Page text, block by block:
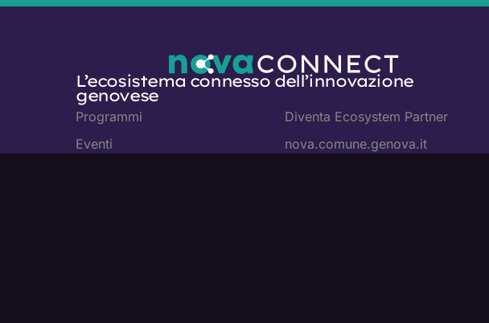
L’ecosistema connesso dell’innovazione
genovese
Programmi
Eventi
Diventa Ecosystem Partner
nova.comune.genova.it